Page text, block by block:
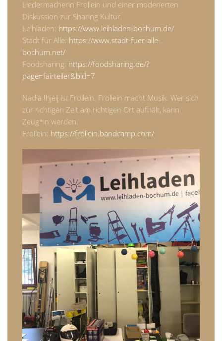
Liedermacherin Frollein und einer moderierten
Diskussion zur Sharing Kultur.
Leihladen: https://www.leihladen-bochum.de/
Stadt für Alle: https://www.stadt-fuer-alle-
bochum.net/
Foodsharing: https://foodsharing.de/?
page=fairteiler&bid=7
Nadia Ihjeij ist Frollein. Frollein macht Musik. Wer sich
zur richtigen Zeit am richtigen Ort aufhält, kann
Zeug*in werden.
Frollein: https://frollein.bandcamp.com/